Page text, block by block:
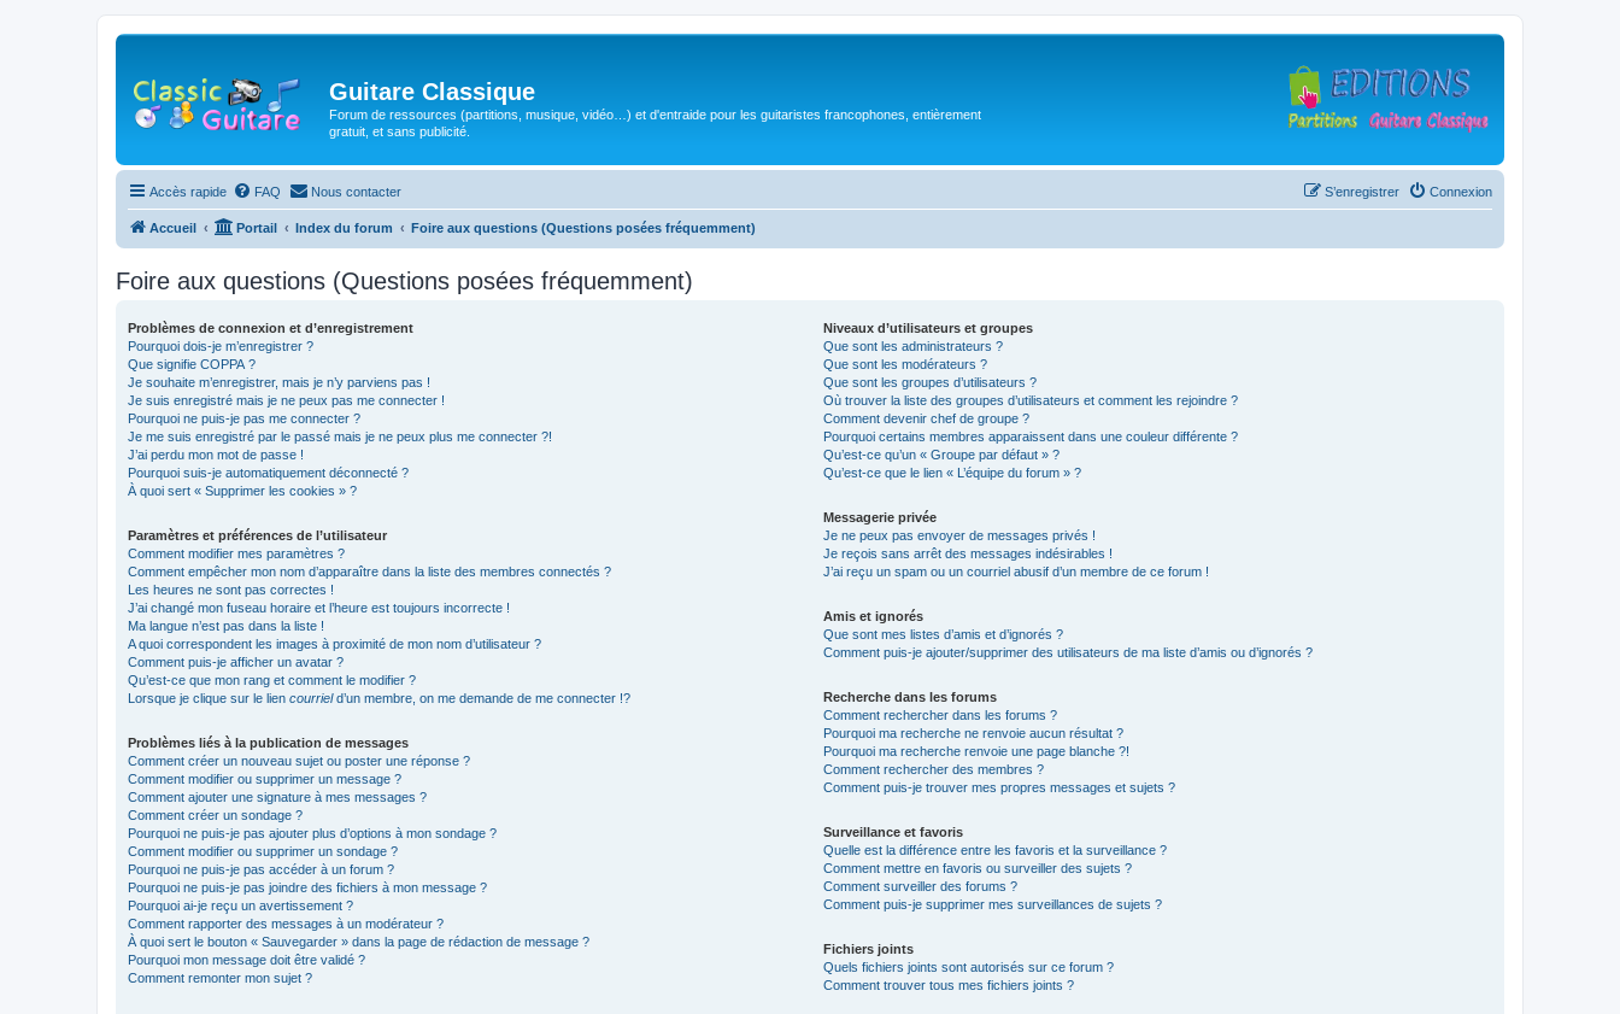
Guitare Classique
Forum de ressources (partitions, musique, vidéo…) et d'entraide pour les guitaristes francophones, entièrement
gratuit, et sans publicité.
Accès rapide FAQ Nous contacter Connexion
S’enregistrer
Accueil Portail Index du forum Foire aux questions (Questions posées fréquemment)
Foire aux questions (Questions posées fréquemment)
Problèmes de connexion et d’enregistrement
Pourquoi dois-je m’enregistrer ?
Que signifie COPPA ?
Je souhaite m’enregistrer, mais je n’y parviens pas !
Je suis enregistré mais je ne peux pas me connecter !
Pourquoi ne puis-je pas me connecter ?
Je me suis enregistré par le passé mais je ne peux plus me connecter ?!
J’ai perdu mon mot de passe !
Pourquoi suis-je automatiquement déconnecté ?
À quoi sert « Supprimer les cookies » ?
Paramètres et préférences de l’utilisateur
Comment modifier mes paramètres ?
Comment empêcher mon nom d’apparaître dans la liste des membres connectés ?
Les heures ne sont pas correctes !
J’ai changé mon fuseau horaire et l’heure est toujours incorrecte !
Ma langue n’est pas dans la liste !
A quoi correspondent les images à proximité de mon nom d’utilisateur ?
Comment puis-je afficher un avatar ?
Qu’est-ce que mon rang et comment le modifier ?
Lorsque je clique sur le lien courrield’un membre, on me demande de me connecter !?
Problèmes liés à la publication de messages
Comment créer un nouveau sujet ou poster une réponse ?
Comment modifier ou supprimer un message ?
Comment ajouter une signature à mes messages ?
Comment créer un sondage ?
Pourquoi ne puis-je pas ajouter plus d’options à mon sondage ?
Comment modifier ou supprimer un sondage ?
Pourquoi ne puis-je pas accéder à un forum ?
Pourquoi ne puis-je pas joindre des fichiers à mon message ?
Pourquoi ai-je reçu un avertissement ?
Comment rapporter des messages à un modérateur ?
À quoi sert le bouton « Sauvegarder » dans la page de rédaction de message ?
Pourquoi mon message doit être validé ?
Comment remonter mon sujet ?
Niveaux d’utilisateurs et groupes
Que sont les administrateurs ?
Que sont les modérateurs ?
Que sont les groupes d’utilisateurs ?
Où trouver la liste des groupes d’utilisateurs et comment les rejoindre ?
Comment devenir chef de groupe ?
Pourquoi certains membres apparaissent dans une couleur différente ?
Qu’est-ce qu’un « Groupe par défaut » ?
Qu’est-ce que le lien « L’équipe du forum » ?
Messagerie privée
Je ne peux pas envoyer de messages privés !
Je reçois sans arrêt des messages indésirables !
J’ai reçu un spam ou un courriel abusif d’un membre de ce forum !
Amis et ignorés
Que sont mes listes d’amis et d’ignorés ?
Comment puis-je ajouter/supprimer des utilisateurs de ma liste d’amis ou d’ignorés ?
Recherche dans les forums
Comment rechercher dans les forums ?
Pourquoi ma recherche ne renvoie aucun résultat ?
Pourquoi ma recherche renvoie une page blanche ?!
Comment rechercher des membres ?
Comment puis-je trouver mes propres messages et sujets ?
Surveillance et favoris
Quelle est la différence entre les favoris et la surveillance ?
Comment mettre en favoris ou surveiller des sujets ?
Comment surveiller des forums ?
Comment puis-je supprimer mes surveillances de sujets ?
Fichiers joints
Quels fichiers joints sont autorisés sur ce forum ?
Comment trouver tous mes fichiers joints ?